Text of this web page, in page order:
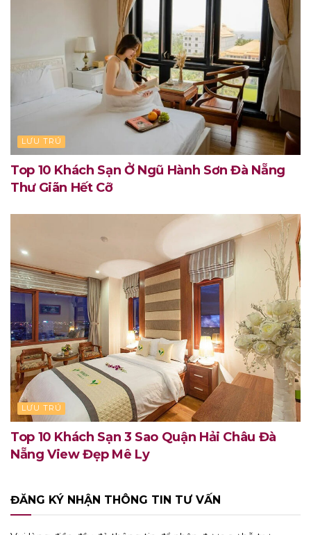
LƯU TRÚ
Top 10 Khách Sạn Ở Ngũ Hành Sơn Đà Nẵng
Thư Giãn Hết Cỡ
LƯU TRÚ
Top 10 Khách Sạn 3 Sao Quận Hải Châu Đà
Nẵng View Đẹp Mê Ly
ĐĂNG KÝ NHẬN THÔNG TIN TƯ VẤN